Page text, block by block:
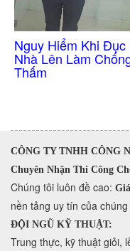
Đục Nền
Chống
CÔNG TY TNHH CÔNG
Chuyên Nhận Thi Công
​Chúng tôi luôn đề cao:
nền tảng uy tín của chúng
ĐỘI NGŨ KỸ THUẬT:
Trung thực, kỹ thuật giỏi,